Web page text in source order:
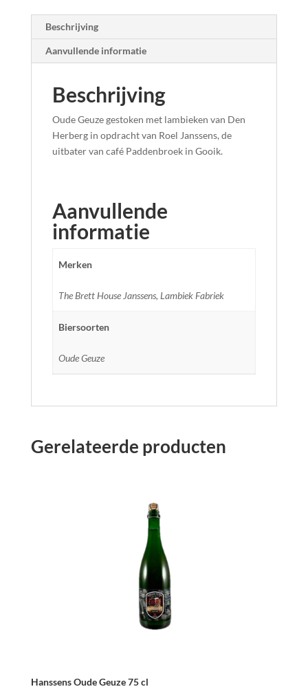
Beschrijving
Aanvullende informatie
Beschrijving
Oude Geuze gestoken met lambieken van Den
Herberg in opdracht van Roel Janssens, de
uitbater van café Paddenbroek in Gooik.
Aanvullende
informatie
Merken
The Brett House Janssens, Lambiek Fabriek
Biersoorten
Oude Geuze
Gerelateerde producten
Hanssens Oude Geuze 75 cl